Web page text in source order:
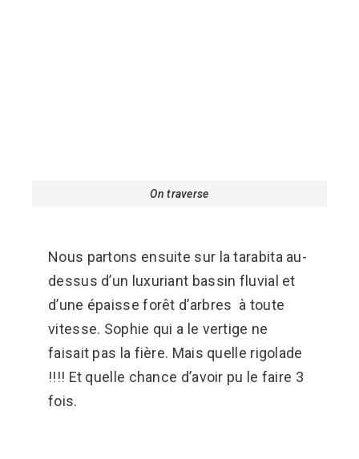
On traverse
Nous partons ensuite sur la tarabita au-
dessus d’un luxuriant bassin fluvial et
d’une épaisse forêt d’arbres à toute
vitesse. Sophie qui a le vertige ne
faisait pas la fière. Mais quelle rigolade
!!!! Et quelle chance d’avoir pu le faire 3
fois.